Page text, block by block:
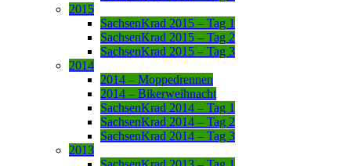
2015
SachsenKrad 2015 – Tag 1
SachsenKrad 2015 – Tag 2
SachsenKrad 2015 – Tag 3
2014
2014 – Moppedrennen
2014 – Bikerweihnacht
SachsenKrad 2014 – Tag 1
SachsenKrad 2014 – Tag 2
SachsenKrad 2014 – Tag 3
2013